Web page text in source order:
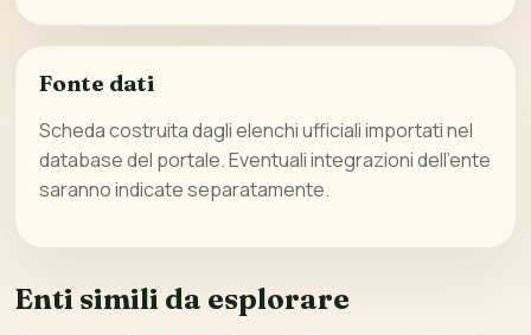
Fonte dati
Scheda costruita dagli elenchi ufficiali importati nel
database del portale. Eventuali integrazioni dell’ente
saranno indicate separatamente.
Enti simili da esplorare